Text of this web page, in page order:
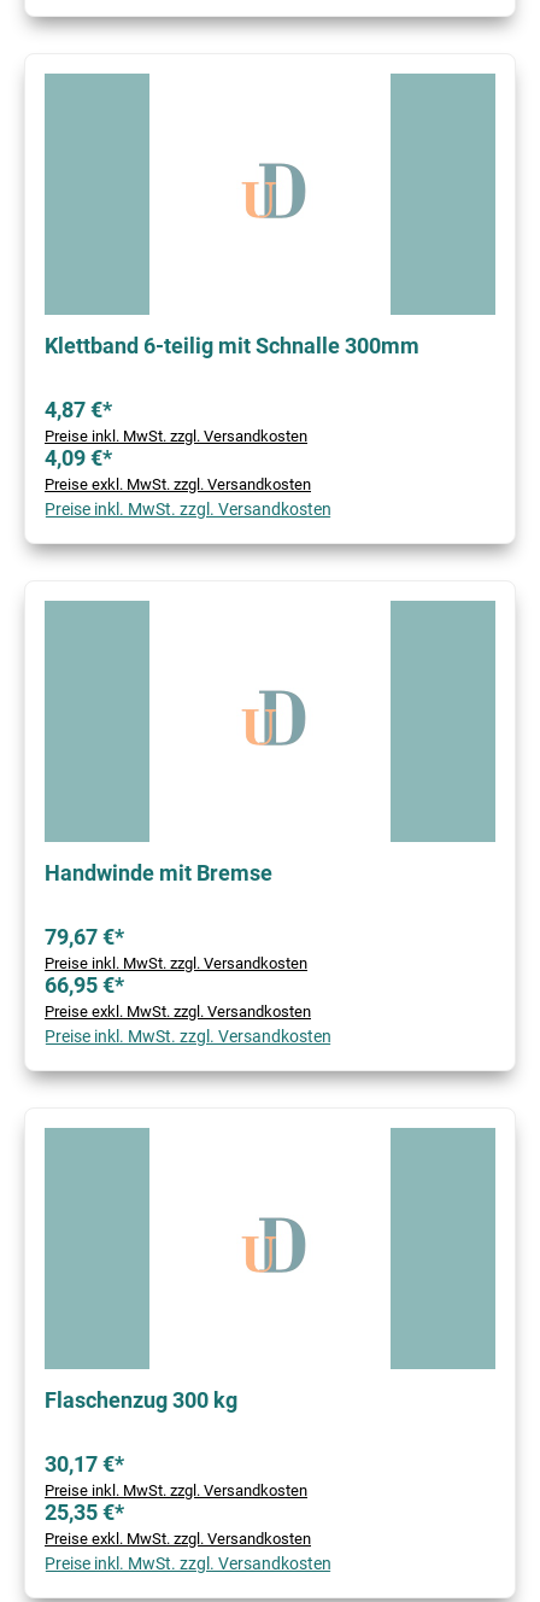
Klettband 6-teilig mit Schnalle 300mm
4,87 €*
Preise inkl. MwSt. zzgl. Versandkosten
4,09 €*
Preise exkl. MwSt. zzgl. Versandkosten
Preise inkl. MwSt. zzgl. Versandkosten
Handwinde mit Bremse
79,67 €*
Preise inkl. MwSt. zzgl. Versandkosten
66,95 €*
Preise exkl. MwSt. zzgl. Versandkosten
Preise inkl. MwSt. zzgl. Versandkosten
Flaschenzug 300 kg
30,17 €*
Preise inkl. MwSt. zzgl. Versandkosten
25,35 €*
Preise exkl. MwSt. zzgl. Versandkosten
Preise inkl. MwSt. zzgl. Versandkosten